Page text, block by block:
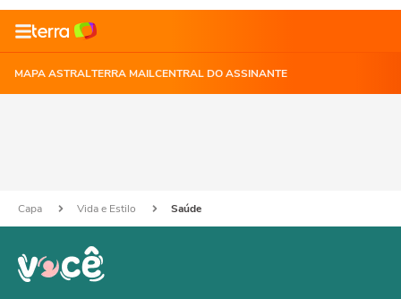
MAPA ASTRALTERRA MAILCENTRAL DO ASSINANTE
Capa Vida e Estilo Saúde